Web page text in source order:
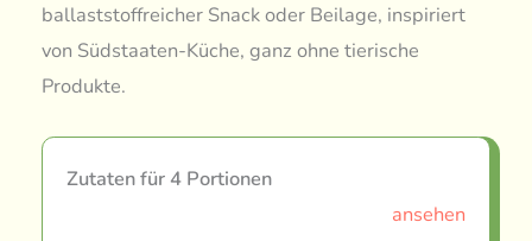
ballaststoffreicher Snack oder Beilage, inspiriert
von Südstaaten-Küche, ganz ohne tierische
Produkte.
Zutaten für 4 Portionen
ansehen